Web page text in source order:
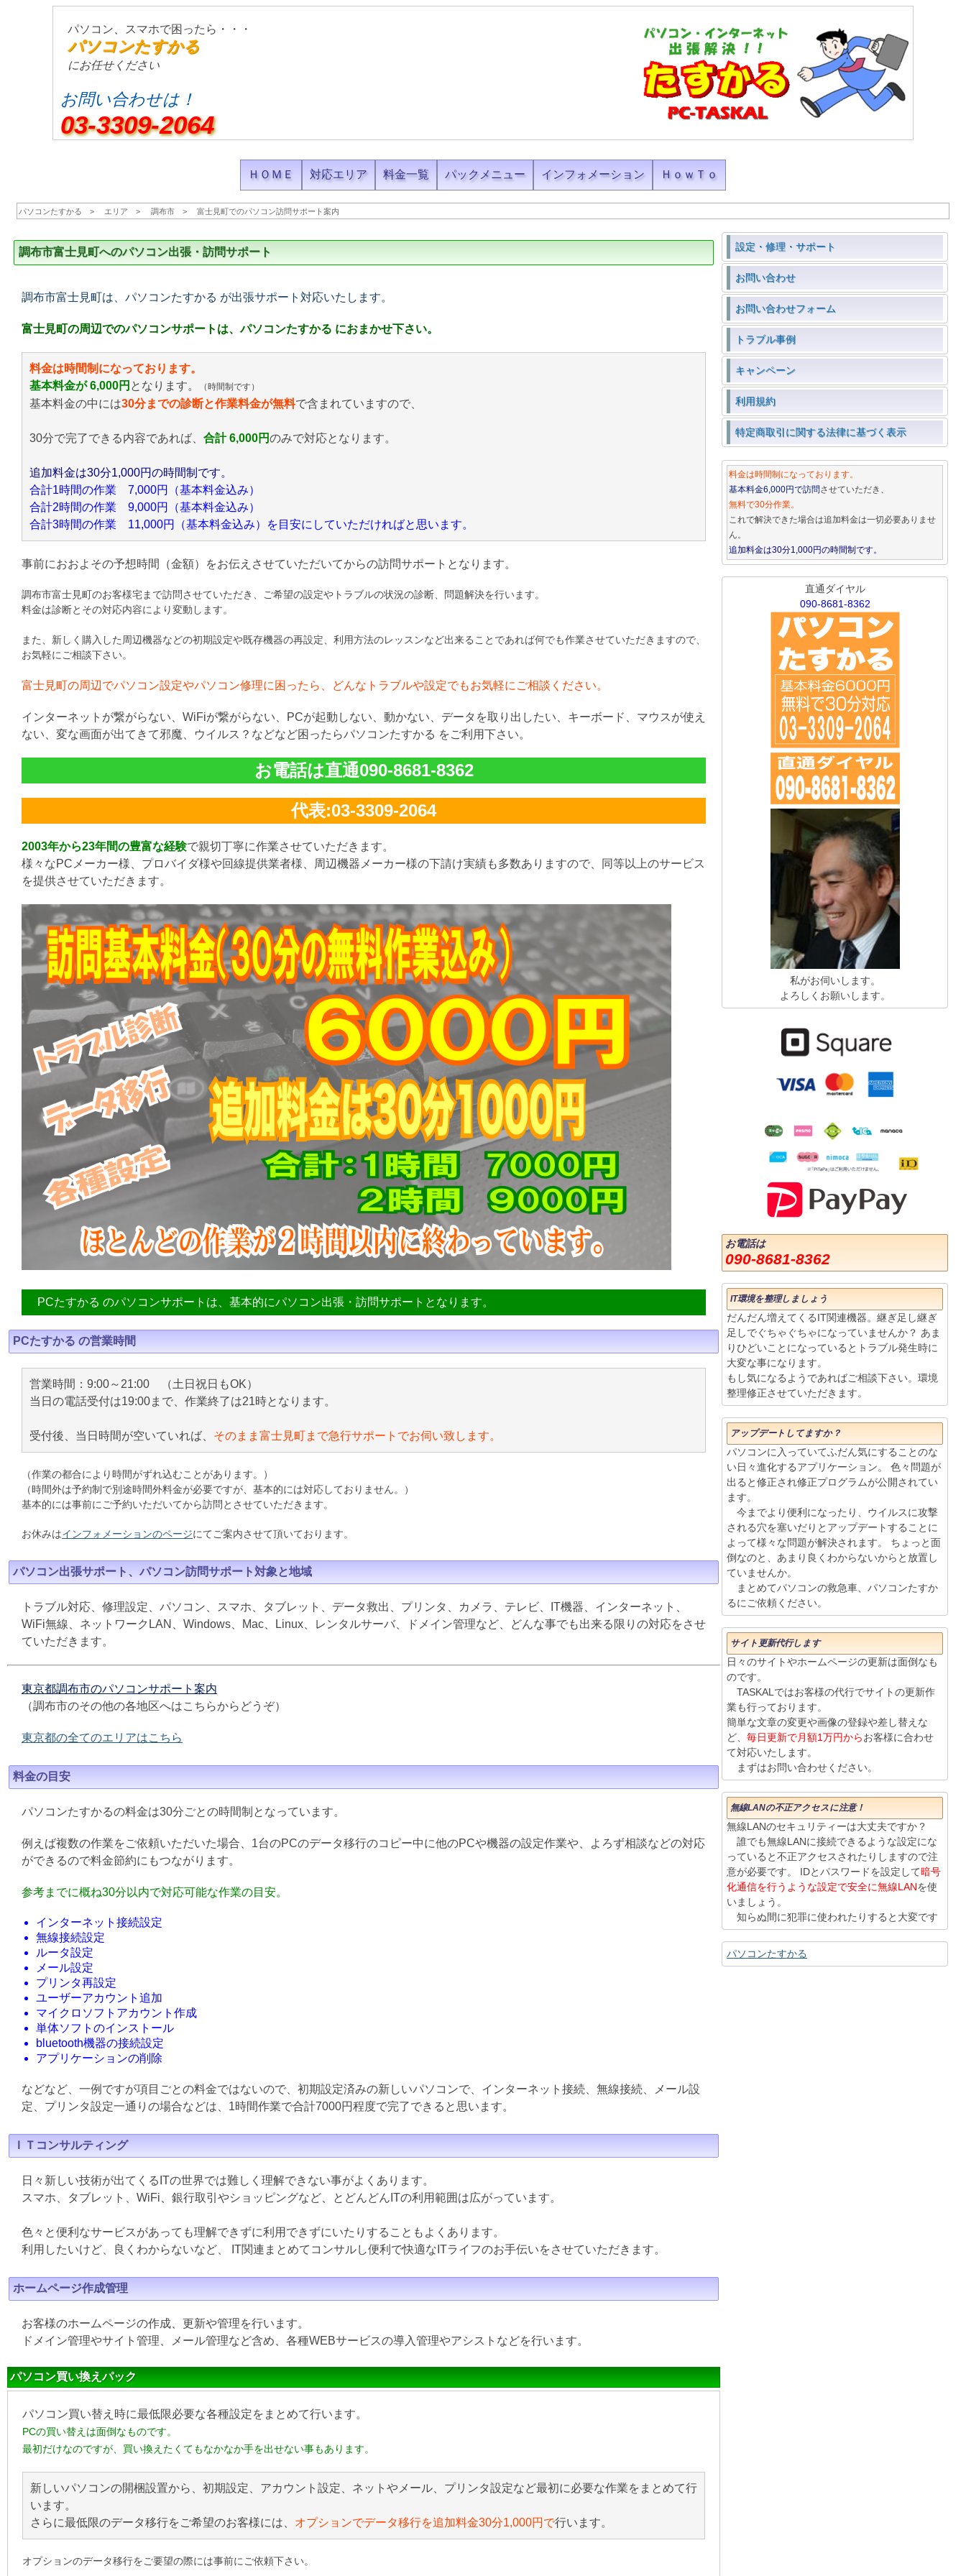
パソコン、スマホで困ったら・・・
パソコンたすかる
にお任せください
お問い合わせは！
03-3309-2064
ＨＯＭＥ 対応エリア 料金一覧 パックメニュー インフォメーション ＨｏｗＴｏ
パソコンたすかる エリア 調布市 富士見町でのパソコン訪問サポート案内
調布市富士見町へのパソコン出張・訪問サポート
調布市富士見町は、パソコンたすかる が出張サポート対応いたします。
富士見町の周辺でのパソコンサポートは、パソコンたすかる におまかせ下さい。
料金は時間制になっております。
基本料金が 6,000円 となります。 （時間制です）
基本料金の中には30分までの診断と作業料金が無料で含まれていますので、
30分で完了できる内容であれば、 合計 6,000円のみで対応となります。
追加料金は30分1,000円の時間制です。
合計1時間の作業 7,000円（基本料金込み）
合計2時間の作業 9,000円（基本料金込み）
合計3時間の作業 11,000円（基本料金込み）を目安にしていただければと思います。
事前におおよその予想時間（金額）をお伝えさせていただいてからの訪問サポートとなります。
調布市富士見町のお客様宅まで訪問させていただき、ご希望の設定やトラブルの状況の診断、問題解決を行います。
料金は診断とその対応内容により変動します。
また、新しく購入した周辺機器などの初期設定や既存機器の再設定、利用方法のレッスンなど出来ることであれば何でも作業させていただきますので、
お気軽にご相談下さい。
富士見町の周辺でパソコン設定やパソコン修理に困ったら、どんなトラブルや設定でもお気軽にご相談ください。
インターネットが繋がらない、WiFiが繋がらない、PCが起動しない、動かない、データを取り出したい、キーボード、マウスが使え
ない、変な画面が出てきて邪魔、ウイルス？などなど困ったらパソコンたすかる をご利用下さい。
お電話は直通090-8681-8362
代表:03-3309-2064
2003年から23年間の豊富な経験で親切丁寧に作業させていただきます。
様々なPCメーカー様、プロバイダ様や回線提供業者様、周辺機器メーカー様の下請け実績も多数ありますので、同等以上のサービス
を提供させていただきます。
PCたすかる のパソコンサポートは、基本的にパソコン出張・訪問サポートとなります。
PCたすかる の営業時間
営業時間：9:00～21:00 （土日祝日もOK）
当日の電話受付は19:00まで、作業終了は21時となります。
受付後、当日時間が空いていれば、 そのまま富士見町まで急行サポートでお伺い致します。
（作業の都合により時間がずれ込むことがあります。）
（時間外は予約制で別途時間外料金が必要ですが、基本的には対応しておりません。）
基本的には事前にご予約いただいてから訪問とさせていただきます。
お休みはインフォメーションのページにてご案内させて頂いております。
パソコン出張サポート、パソコン訪問サポート対象と地域
トラブル対応、修理設定、パソコン、スマホ、タブレット、データ救出、プリンタ、カメラ、テレビ、IT機器、インターネット、
WiFi無線、ネットワークLAN、Windows、Mac、Linux、レンタルサーバ、ドメイン管理など、どんな事でも出来る限りの対応をさせ
ていただきます。
東京都調布市のパソコンサポート案内
（調布市のその他の各地区へはこちらからどうぞ）
東京都の全てのエリアはこちら
料金の目安
パソコンたすかるの料金は30分ごとの時間制となっています。
例えば複数の作業をご依頼いただいた場合、1台のPCのデータ移行のコピー中に他のPCや機器の設定作業や、よろず相談などの対応
ができるので料金節約にもつながります。
参考までに概ね30分以内で対応可能な作業の目安。
インターネット接続設定
無線接続設定
ルータ設定
メール設定
プリンタ再設定
ユーザーアカウント追加
マイクロソフトアカウント作成
単体ソフトのインストール
bluetooth機器の接続設定
アプリケーションの削除
などなど、一例ですが項目ごとの料金ではないので、初期設定済みの新しいパソコンで、インターネット接続、無線接続、メール設
定、プリンタ設定一通りの場合などは、1時間作業で合計7000円程度で完了できると思います。
ＩＴコンサルティング
日々新しい技術が出てくるITの世界では難しく理解できない事がよくあります。
スマホ、タブレット、WiFi、銀行取引やショッピングなど、とどんどんITの利用範囲は広がっています。
色々と便利なサービスがあっても理解できずに利用できずにいたりすることもよくあります。
利用したいけど、良くわからないなど、 IT関連まとめてコンサルし便利で快適なITライフのお手伝いをさせていただきます。
ホームページ作成管理
お客様のホームページの作成、更新や管理を行います。
ドメイン管理やサイト管理、メール管理など含め、各種WEBサービスの導入管理やアシストなどを行います。
パソコン買い換えパック
パソコン買い替え時に最低限必要な各種設定をまとめて行います。
PCの買い替えは面倒なものです。
最初だけなのですが、買い換えたくてもなかなか手を出せない事もあります。
新しいパソコンの開梱設置から、初期設定、アカウント設定、ネットやメール、プリンタ設定など最初に必要な作業をまとめて行
います。
さらに最低限のデータ移行をご希望のお客様には、 オプションでデータ移行を追加料金30分1,000円で行います。
オプションのデータ移行をご要望の際には事前にご依頼下さい。
設定・修理・サポート
お問い合わせ
お問い合わせフォーム
トラブル事例
キャンペーン
利用規約
特定商取引に関する法律に基づく表示
料金は時間制になっております。
基本料金6,000円で訪問させていただき、
無料で30分作業。
これで解決できた場合は追加料金は一切必要ありませ
ん。
追加料金は30分1,000円の時間制です。
直通ダイヤル
090-8681-8362
私がお伺いします。
よろしくお願いします。
お電話は
090-8681-8362
IT環境を整理しましょう
だんだん増えてくるIT関連機器。継ぎ足し継ぎ
足しでぐちゃぐちゃになっていませんか？ あま
りひどいことになっているとトラブル発生時に
大変な事になります。
もし気になるようであればご相談下さい。環境
整理修正させていただきます。
アップデートしてますか？
パソコンに入っていてふだん気にすることのな
い日々進化するアプリケーション。 色々問題が
出ると修正され修正プログラムが公開されてい
ます。
今までより便利になったり、ウイルスに攻撃
される穴を塞いだりとアップデートすることに
よって様々な問題が解決されます。 ちょっと面
倒なのと、あまり良くわからないからと放置し
ていませんか。
まとめてパソコンの救急車、パソコンたすか
るにご依頼ください。
サイト更新代行します
日々のサイトやホームページの更新は面倒なも
のです。
TASKALではお客様の代行でサイトの更新作
業も行っております。
簡単な文章の変更や画像の登録や差し替えな
ど、 毎日更新で月額1万円からお客様に合わせ
て対応いたします。
まずはお問い合わせください。
無線LANの不正アクセスに注意！
無線LANのセキュリティーは大丈夫ですか？
誰でも無線LANに接続できるような設定にな
っていると不正アクセスされたりしますので注
意が必要です。 IDとパスワードを設定して暗号
化通信を行うような設定で安全に無線LANを使
いましょう。
知らぬ間に犯罪に使われたりすると大変です
パソコンたすかる